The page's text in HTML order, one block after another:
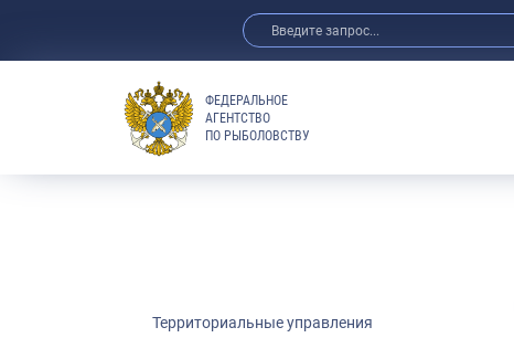
Азово-
Волго-
ФЕДЕРАЛЬНОЕ
АГЕНТСТВО
ПО РЫБОЛОВСТВУ
Территориальные управления